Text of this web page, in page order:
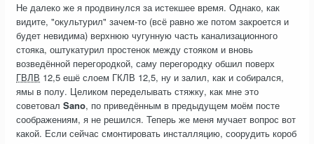
Не далеко же я продвинулся за истекшее время. Однако, как
видите, "окультурил" зачем-то (всё равно же потом закроется и
будет невидима) верхнюю чугунную часть канализационного
стояка, оштукатурил простенок между стояком и вновь
возведённой перегородкой, саму перегородку обшил поверх
ГВЛВ 12,5 ешё слоем ГКЛВ 12,5, ну и залил, как и собирался,
ямы в полу. Целиком переделывать стяжку, как мне это
советовал Sano, по приведённым в предыдущем моём посте
соображениям, я не решился. Теперь же меня мучает вопрос вот
какой. Если сейчас смонтировать инсталляцию, соорудить короб